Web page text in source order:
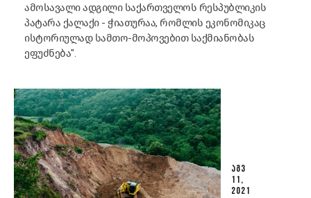
ამოსავალი ადგილი საქართველოს რესპუბლიკის
პატარა ქალაქი - ჭიათურაა, რომლის ეკონომიკაც
ისტორიულად სამთო-მოპოვებით საქმიანობას
ეფუძნება".
ᲐᲒᲕ
11,
2021